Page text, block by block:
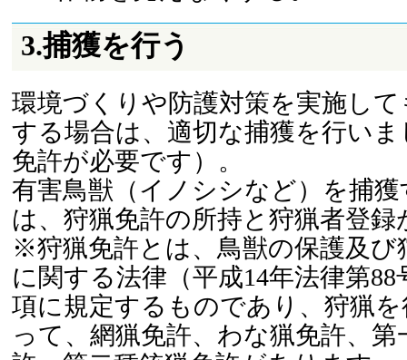
3.捕獲を行う
環境づくりや防護対策を実施し
する場合は、適切な捕獲を行い
免許が必要です）。
有害鳥獣（イノシシなど）を捕
は、狩猟免許の所持と狩猟者登録
※狩猟免許とは、鳥獣の保護及び
に関する法律（平成14年法律第88
項に規定するものであり、狩猟
って、網猟免許、わな猟免許、第